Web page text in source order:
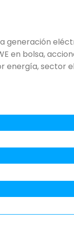
generación
en bolsa,
sector